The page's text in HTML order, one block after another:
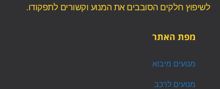
לשיפוץ חלקים הסובבים את המנוע וקשורים לתפקודו.
מפת האתר
מנועים מיבוא
מנועים לרכב